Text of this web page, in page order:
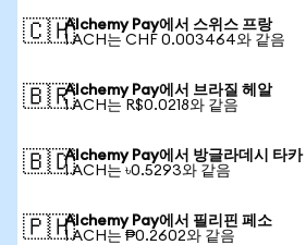
🇨🇭Alchemy Pay에서 스위스 프랑
1 ACH는 CHF 0.003464와 같음
🇧🇷Alchemy Pay에서 브라질 헤알
1 ACH는 R$0.0218와 같음
🇧🇩Alchemy Pay에서 방글라데시 타카
1 ACH는 ৳0.5293와 같음
🇵🇭Alchemy Pay에서 필리핀 페소
1 ACH는 ₱0.2602와 같음